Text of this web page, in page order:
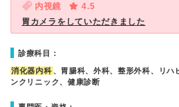
内視鏡
4.5
胃カメラをしていただきました
診療科目：
消化器内科 、胃腸科、外科、整形外科、リハ
ンクリニック、健康診断